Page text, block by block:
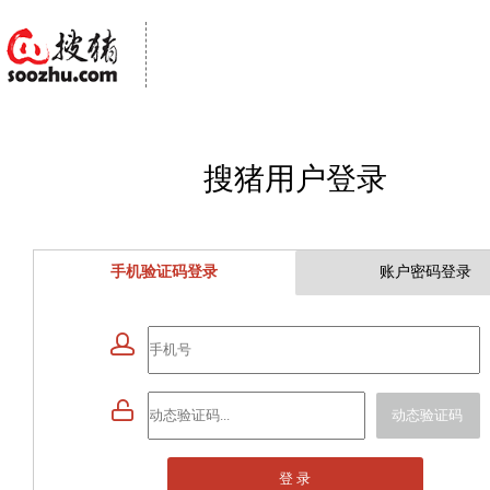
搜猪用户登录
手机验证码登录 账户密码登录

 动态验证码
登 录